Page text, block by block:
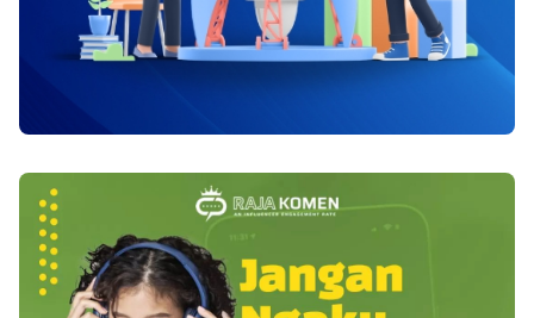
lamanya.penyakit ini bisa diobati dan sembuh,
hanya saja umumnya menyerang seseorang dalam
waktu yang cukup lama. Cenderung saat terserang
Glandular fever atau kissing disease Glandular fever
adalah istilah umum untuk infeksi virus yang disebut
infeksi mononukleosis, yang disebabkan oleh virus
Epstein-Barr. Virus ini menyebar melalui air liur dan
infeksi terjadi melalui kontak. 4. Flu dan pilek Pilek
peradangan, timbul nyeri, serta pembesaran arteri.
Nyeri migrain dapat berjalan sepanjang sekian hari.
serta muntah. Tanggapan ini dapat tunda
memengaruhi penyerapan makanan, kurangi aliran
darah. Alhasil tangan serta kaki jadi dingin, lalu
meningkatlah kepekaan pada sinar serta nada. Baca
juga : Deteksi Dini Keberadaan Kanker Kolon (Usus
Besar) Diperkirakan pemicu migrain terkait dengan